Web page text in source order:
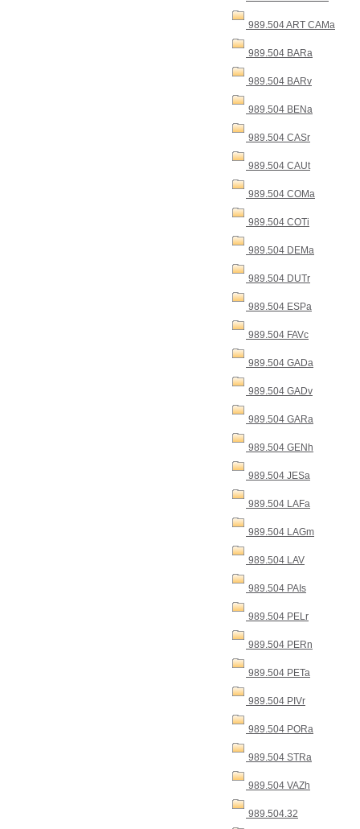
989.504 ART CAMa
989.504 BARa
989.504 BARv
989.504 BENa
989.504 CASr
989.504 CAUt
989.504 COMa
989.504 COTi
989.504 DEMa
989.504 DUTr
989.504 ESPa
989.504 FAVc
989.504 GADa
989.504 GADv
989.504 GARa
989.504 GENh
989.504 JESa
989.504 LAFa
989.504 LAGm
989.504 LAV
989.504 PAIs
989.504 PELr
989.504 PERn
989.504 PETa
989.504 PIVr
989.504 PORa
989.504 STRa
989.504 VAZh
989.504.32